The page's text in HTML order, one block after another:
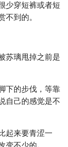
少穿短裤或者短
到的。
苏璃甩掉之前是
下的步伐，等靠
自己的感觉是不
起来要青涩一